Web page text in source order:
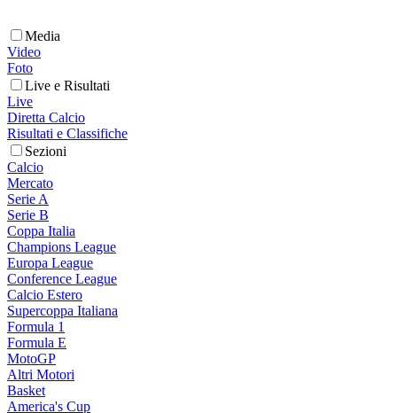
Media
Video
Foto
Live e Risultati
Live
Diretta Calcio
Risultati e Classifiche
Sezioni
Calcio
Mercato
Serie A
Serie B
Coppa Italia
Champions League
Europa League
Conference League
Calcio Estero
Supercoppa Italiana
Formula 1
Formula E
MotoGP
Altri Motori
Basket
America's Cup